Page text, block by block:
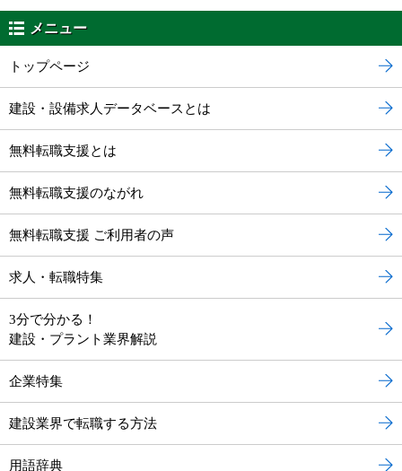
メニュー
トップページ
建設・設備求人データベースとは
無料転職支援とは
無料転職支援のながれ
無料転職支援 ご利用者の声
求人・転職特集
3分で分かる！
建設・プラント業界解説
企業特集
建設業界で転職する方法
用語辞典